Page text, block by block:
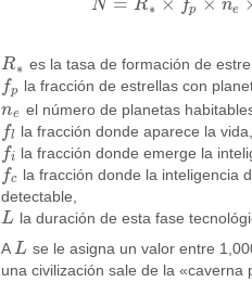
N R∗ fp ne
N R∗× p×n
R∗
R∗ es la tasa de formación de
fp
fp la fracción de estrellas con
ne
ne el número de planetas
fl
fl la fracción donde aparece la vida,
fi
fi la fracción donde emerge la
fc
fc la fracción donde la inteligencia
detectable,
L
L la duración de esta fase
A L
L se le asigna un valor entre
una civilización sale de la